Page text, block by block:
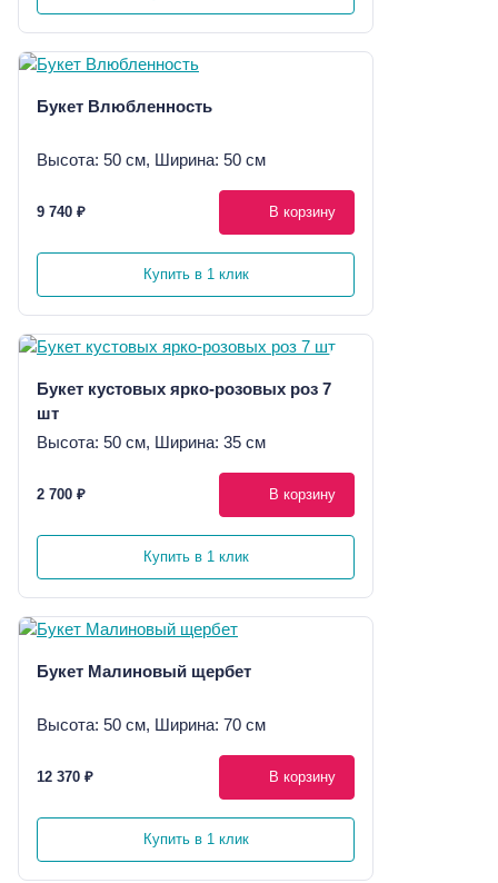
Букет Влюбленность
Высота: 50 см, Ширина: 50 см
9 740 ₽ В корзину
Купить в 1 клик
Букет кустовых ярко-розовых роз 7
шт
Высота: 50 см, Ширина: 35 см
2 700 ₽ В корзину
Купить в 1 клик
Букет Малиновый щербет
Высота: 50 см, Ширина: 70 см
12 370 ₽ В корзину
Купить в 1 клик